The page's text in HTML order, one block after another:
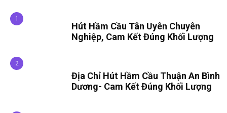
Hút Hầm Cầu Tân Uyên Chuyên
Nghiệp, Cam Kết Đúng Khối Lượng
Địa Chỉ Hút Hầm Cầu Thuận An Bình
Dương- Cam Kết Đúng Khối Lượng